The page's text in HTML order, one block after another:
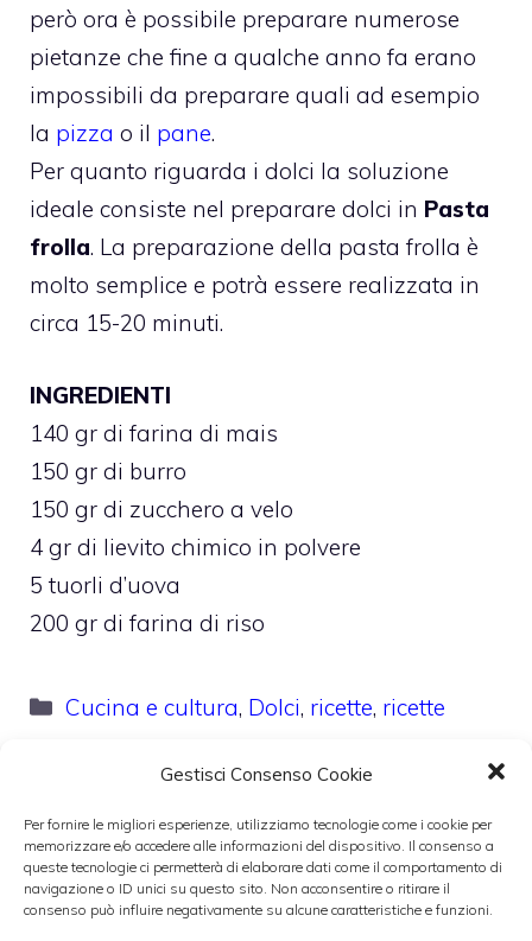
Gestisci Consenso Cookie
Per fornire le migliori esperienze, utilizziamo tecnologie come i cookie per
memorizzare e/o accedere alle informazioni del dispositivo. Il consenso a
queste tecnologie ci permetterà di elaborare dati come il comportamento di
navigazione o ID unici su questo sito. Non acconsentire o ritirare il
consenso può influire negativamente su alcune caratteristiche e funzioni.
però ora è possibile preparare numerose
pietanze che fine a qualche anno fa erano
impossibili da preparare quali ad esempio
la pizza o il pane.
Per quanto riguarda i dolci la soluzione
ideale consiste nel preparare dolci in Pasta
frolla. La preparazione della pasta frolla è
molto semplice e potrà essere realizzata in
circa 15-20 minuti.
INGREDIENTI
140 gr di farina di mais
150 gr di burro
150 gr di zucchero a velo
4 gr di lievito chimico in polvere
5 tuorli d’uova
200 gr di farina di riso
Categorie
Cucina e cultura, Dolci, ricette, ricette